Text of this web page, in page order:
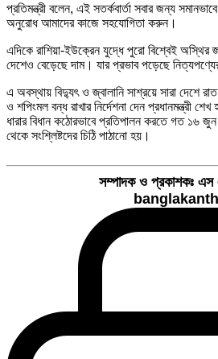
প্রতিমন্ত্রী বলেন, এই সতর্কবার্তা সবার জন্য
অনুরোধ আমাদের কাজে সহযোগিতা করুন।
এদিকে রাশিয়া-ইউক্রেন যুদ্ধে পুরো বিশ্বেই অস্থির
দেশেও বেড়েছে দাম। যার প্রভাব পড়েছে
এ অবস্থায় বিদ্যুৎ ও জ্বালানি সাশ্রয়ে সারা দেশে
ও শপিংমল বন্ধ রাখার নির্দেশনা দেন প্রধানমন্ত্রী
ধারার বিধান কঠোরভাবে প্রতিপালন করতে গত ১৬ জুন
থেকে সংশ্লিষ্টদের চিঠি পাঠানো হয়।
সম্পাদক ও প্রকাশকঃ